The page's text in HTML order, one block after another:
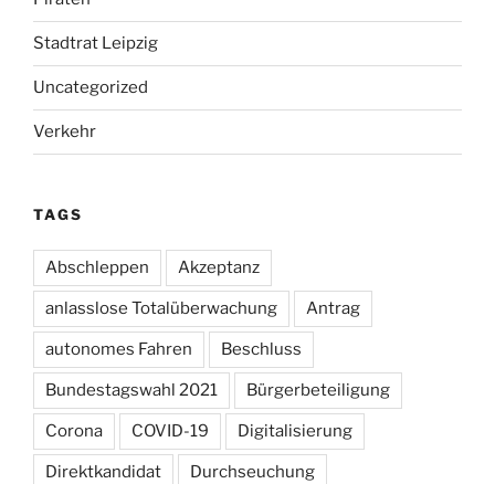
Stadtrat Leipzig
Uncategorized
Verkehr
TAGS
Abschleppen Akzeptanz
anlasslose Totalüberwachung Antrag
autonomes Fahren Beschluss
Bundestagswahl 2021 Bürgerbeteiligung
Corona COVID-19 Digitalisierung
Direktkandidat Durchseuchung